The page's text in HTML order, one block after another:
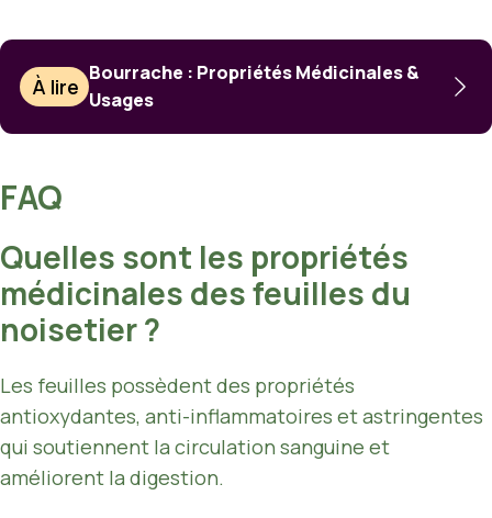
À lire
Bourrache : Propriétés Médicinales &
Usages
FAQ
Quelles sont les propriétés
médicinales des feuilles du
noisetier ?
Les feuilles possèdent des propriétés
antioxydantes, anti-inflammatoires et astringentes
qui soutiennent la circulation sanguine et
améliorent la digestion.